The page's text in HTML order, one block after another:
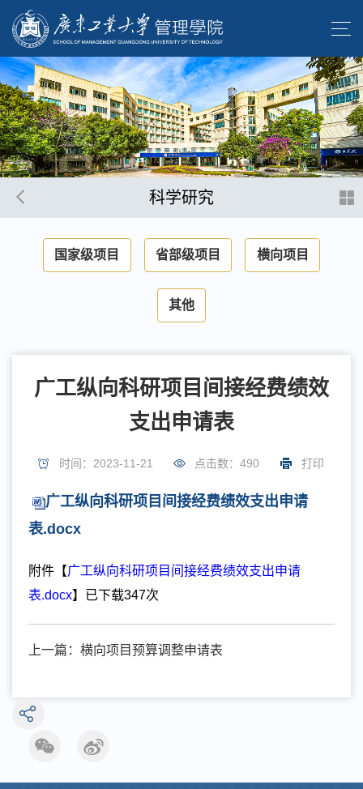
科学研究
国家级项目 省部级项目 横向项目
其他
广工纵向科研项目间接经费绩效
支出申请表
时间：2023-11-21 点击数： 490 打印
广工纵向科研项目间接经费绩效支出申请
表.docx
附件【广工纵向科研项目间接经费绩效支出申请
表.docx】已下载347次
上一篇： 横向项目预算调整申请表